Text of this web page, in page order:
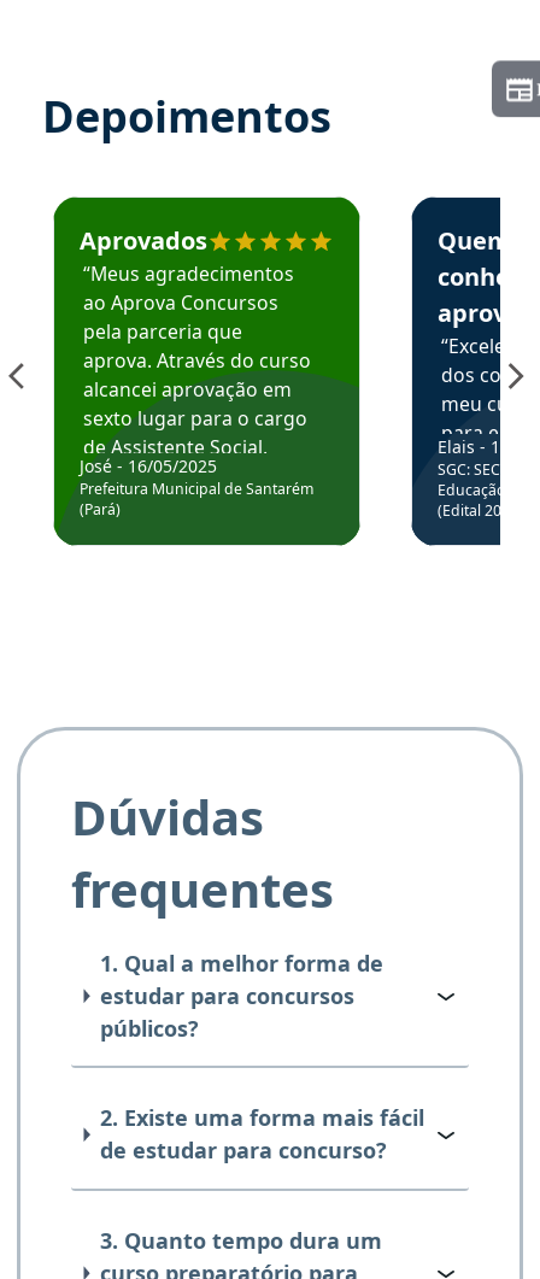
Depoimentos
Estudante José recomenda o Aprova Concursos em
Aprovados
“Meus agradecimentos
ao Aprova Concursos
pela parceria que
aprova. Através do curso
alcancei aprovação em
sexto lugar para o cargo
de Assistente Social.
Hoje estou atuando na
Prefeitura de Santarém.
José - 16/05/2025
Prefeitura Municipal de Santarém
(Pará)
Estudante
Quem
aprova
dos
meu
para
colocar
através
de
Elais - 15/
SGC: SEC BA
Educação
(Edital
Dúvidas
frequentes
1. Qual a melhor forma de
estudar para concursos
públicos?
2. Existe uma forma mais fácil
de estudar para concurso?
3. Quanto tempo dura um
curso preparatório para